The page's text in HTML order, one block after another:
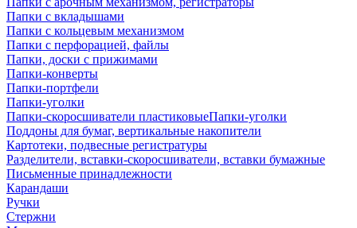
Папки с вкладышами
Папки с кольцевым механизмом
Папки с перфорацией, файлы
Папки, доски с прижимами
Папки-конверты
Папки-портфели
Папки-уголки
Папки-скоросшиватели пластиковыеПапки-уголки
Поддоны для бумаг, вертикальные накопители
Картотеки, подвесные регистратуры
Разделители, вставки-скоросшиватели, вставки бумажные
Письменные принадлежности
Карандаши
Ручки
Стержни